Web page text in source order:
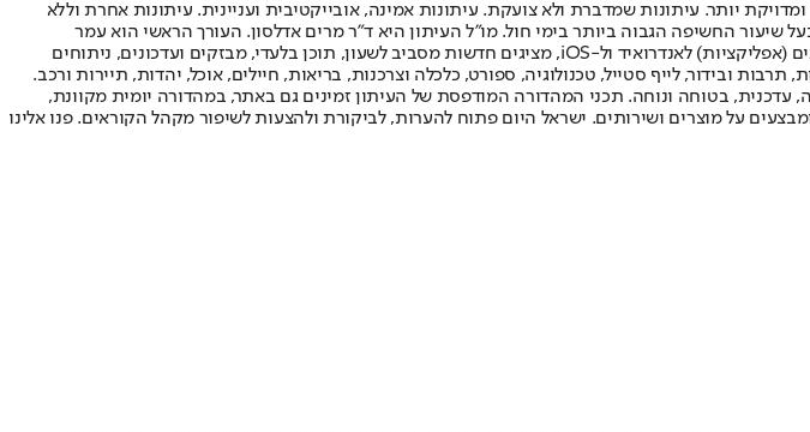
יותר. עיתונות שמדברת ולא צועקת. עיתונות אמינה, אובייקטיבית ועניינית. עיתונות אחרת וללא
וב-2010 הפך "ישראל היום" לעיתון הישראלי בעל שיעור החשיפה הגבוה ביותר בימי חול. מו"ל העיתון היא ד"ר מרים אדלסון. העורך הראשי הוא עמר
לחמנוביץ, והעורך המייסד הוא עמוס רגב. אתרי האינטרנט של "ישראל היום" בעברית ובאנגלית, כמו כן היישומונים (אפליקציות) לאנדרואיד ול-iOS, מציגים חדשות מסביב לשעון, תוכן בלעדי, מבזקים ועדכונים, ניתוחים
ובידור, לייף סטייל, טכנולוגיה, ספורט, כלכלה וצרכנות, בריאות, חיילים, אוכל, יהדות, תיירות ורכב.
עדכנית, בטוחה ונוחה. תכני המהדורה המודפסת של העיתון זמינים גם באתר, במהדורה יומית מקוונת,
על מוצרים ושירותים. ישראל היום פתוח להערות, לביקורת ולהצעות לשיפור מקהל הקוראים. פנו אלינו